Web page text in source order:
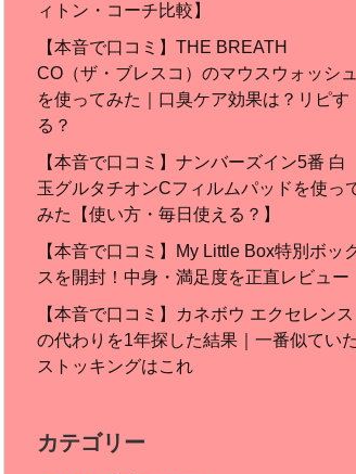
ィトン・コーチ比較】
【本音で口コミ】THE BREATH
CO（ザ・ブレスコ）のマウスウォッシュ
を使ってみた｜口臭ケア効果は？リピす
る？
【本音で口コミ】ナンバーズイン5番 白
玉グルタチオンCフィルムパッドを使っ
みた【使い方・毎日使える？】
【本音で口コミ】My Little Box特別ボッ
スを開封！中身・満足度を正直レビュー
【本音で口コミ】カネボウ エクセレンス
の代わりを1年探した結果｜一番似ていた
ストッキングはこれ
カテゴリー